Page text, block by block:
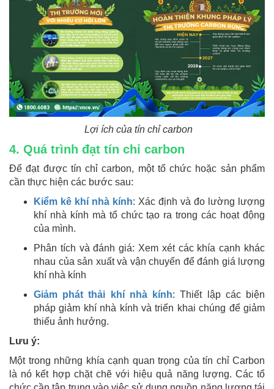
Lợi ích của tín chỉ carbon
4. Quá trình đạt tín chỉ carbon
Để đạt được tín chỉ carbon, một tổ chức hoặc sản phẩm
cần thực hiện các bước sau:
Kiểm kê khí nhà kính: Xác định và đo lường lượng
khí nhà kính mà tổ chức tạo ra trong các hoạt động
của mình.
Phân tích và đánh giá: Xem xét các khía cạnh khác
nhau của sản xuất và vận chuyển để đánh giá lượng
khí nhà kính
Giảm phát thải khí nhà kính: Thiết lập các biện
pháp giảm khí nhà kính và triển khai chúng để giảm
thiểu ảnh hưởng.
Lưu ý:
Một trong những khía cạnh quan trọng của tín chỉ Carbon
là nó kết hợp chặt chẽ với hiệu quả năng lượng. Các tổ